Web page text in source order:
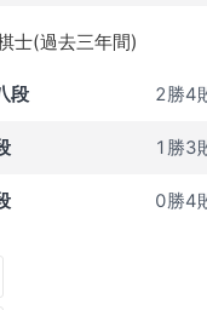
士(過去三年間)
段 2勝4
1勝3
0勝4